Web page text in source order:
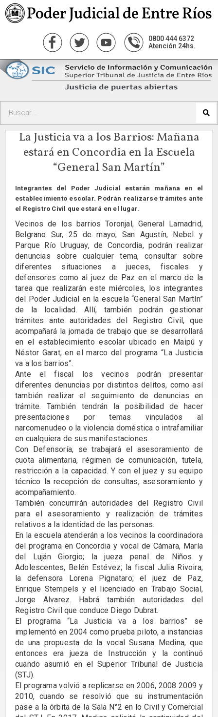
0800 444 6372
Atención 24hs.
La Justicia va a los Barrios: Mañana
estará en Concordia en la Escuela
“General San Martín”
Integrantes del Poder Judicial estarán mañana en el
establecimiento escolar. Podrán realizarse trámites ante
el Registro Civil que estará en el lugar.
Vecinos de los barrios Toronjal, General Lamadrid,
Belgrano Sur, 25 de mayo, San Agustín, Nebel y
Parque Río Uruguay, de Concordia, podrán realizar
denuncias sobre cualquier tema, consultar sobre
diferentes situaciones a jueces, fiscales y
defensores como al juez de Paz en el marco de la
tarea que realizarán este miércoles, los integrantes
del Poder Judicial en la escuela “General San Martín”
de la localidad. Allí, también podrán gestionar
trámites ante autoridades del Registro Civil, que
acompañará la jornada de trabajo que se desarrollará
en el establecimiento escolar ubicado en Maipú y
Néstor Garat, en el marco del programa “La Justicia
va a los barrios”.
Ante el fiscal los vecinos podrán presentar
diferentes denuncias por distintos delitos, como así
también realizar el seguimiento de denuncias en
trámite. También tendrán la posibilidad de hacer
presentaciones por temas vinculados al
narcomenudeo o la violencia doméstica o intrafamiliar
en cualquiera de sus manifestaciones.
Con Defensoría, se trabajará el asesoramiento de
cuota alimentaria, régimen de comunicación, tutela,
restricción a la capacidad. Y con el juez y su equipo
técnico la recepción de consultas, asesoramiento y
acompañamiento.
También concurrirán autoridades del Registro Civil
para el asesoramiento y realización de trámites
relativos a la identidad de las personas.
En la escuela atenderán a los vecinos la coordinadora
del programa en Concordia y vocal de Cámara, María
del Luján Giorgio; la jueza penal de Niños y
Adolescentes, Belén Estévez; la fiscal Julia Rivoira;
la defensora Lorena Pignataro; el juez de Paz,
Enrique Stempels y el licenciado en Trabajo Social,
Jorge Alvarez. Habrá también autoridades del
Registro Civil que conduce Diego Dubrat.
El programa “La Justicia va a los barrios” se
implementó en 2004 como prueba piloto, a instancias
de una propuesta de la vocal Susana Medina, que
entonces era jueza de Instrucción y la continuó
cuando asumió en el Superior Tribunal de Justicia
(STJ).
El programa volvió a replicarse en 2006, 2008 2009 y
2010, cuando se resolvió que su instrumentación
pase a la órbita de la Sala N°2 en lo Civil y Comercial